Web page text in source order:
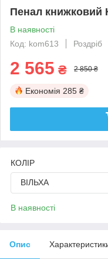
Пенал книжковий
В наявності
Код: kom613
Роздріб
2 565 ₴ 2 850 ₴
Економія 285 ₴
КОЛІР
ВІЛЬХА
В наявності
Опис